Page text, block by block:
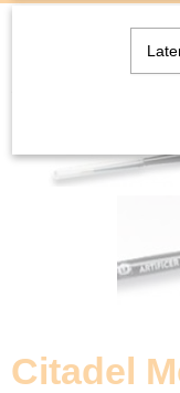
Miniature
Citadel